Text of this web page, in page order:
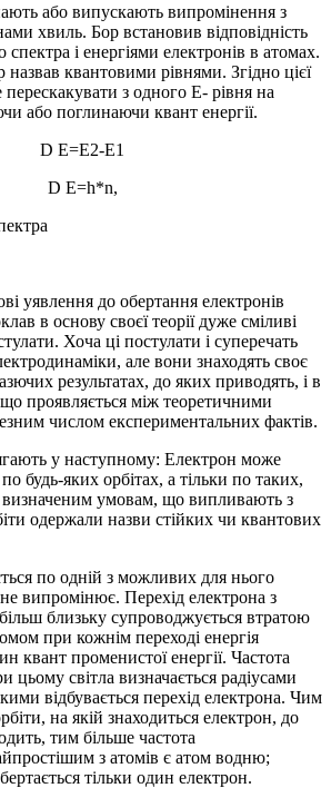
або випускають випромінення з
хвиль. Бор встановив відповідність
і енергіями електронів в атомах.
назвав квантовими рівнями. Згідно цієї
перескакувати з одного Е- рівня на
або поглинаючи квант енергії.
D Е=Е2-Е1
D Е=h*n,
уявлення до обертання електронів
в основу своєї теорії дуже сміливі
Хоча ці постулати і суперечать
але вони знаходять своє
результатах, до яких приводять, і в
що проявляється між теоретичними
числом експериментальних фактів.
у наступному: Електрон може
будь-яких орбітах, а тільки по таких,
визначеним умовам, що випливають з
одержали назви стійких чи квантових
по одній з можливих для нього
не випромінює. Перехід електрона з
близьку супроводжується втратою
при кожнім переході енергія
квант променистої енергії. Частота
світла визначається радіусами
відбувається перехід електрона. Чим
на якій знаходиться електрон, до
тим більше частота
з атомів є атом водню;
тільки один електрон.